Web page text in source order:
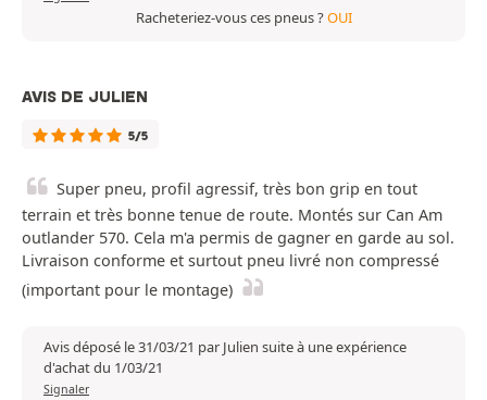
Racheteriez-vous ces pneus ?OUI
AVIS DE JULIEN
5/5
Super pneu, profil agressif, très bon grip en tout
terrain et très bonne tenue de route. Montés sur Can Am
outlander 570. Cela m'a permis de gagner en garde au sol.
Livraison conforme et surtout pneu livré non compressé
(important pour le montage)
Avis déposé le 31/03/21 par Julien suite à une expérience
d'achat du 1/03/21
Signaler